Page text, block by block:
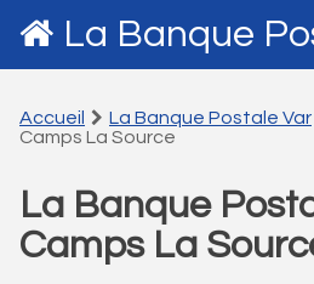
La Banque
Accueil La Banque Postale Var
Camps La Source
La Banque
Camps La